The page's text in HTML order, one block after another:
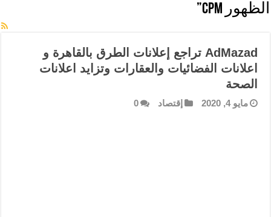
الظهور CPM”
AdMazad تراجع إعلانات الطرق بالقاهرة و
اعلانات الفضائيات والعقارات وتزايد اعلانات
الصحة
مايو 4, 2020 إقتصاد 0